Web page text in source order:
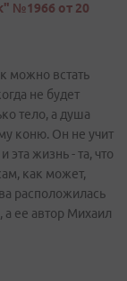
№1966 от 20
можно встать
не будет
тело, а душа
коню. Он не учит
эта жизнь - та, что
как может,
расположилась
а ее автор Михаил